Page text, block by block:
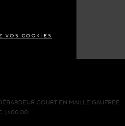
COURT EN MAILLE GAUFRÉE
1,600.00
VOS COOKIES